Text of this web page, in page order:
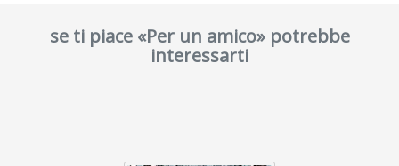
se ti piace «Per un amico» potrebbe
interessarti